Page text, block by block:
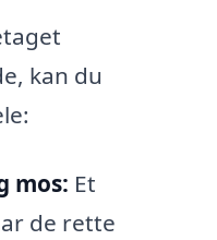
kan du
mos: Et
de rette